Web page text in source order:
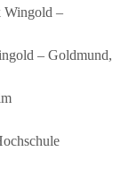
Wingold –
– Goldmund,